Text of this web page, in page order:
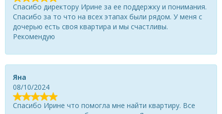
Спасибо директору Ирине за ее поддержку и понимания.
Спасибо за то что на всех этапах были рядом. У меня с
дочерью есть своя квартира и мы счастливы.
Рекомендую
Яна
08/10/2024
Спасибо Ирине что помогла мне найти квартиру. Все